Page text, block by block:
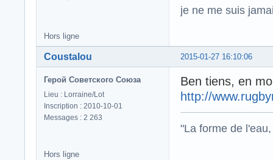
je ne me suis
Hors ligne
2015-01-27 16:10:06
Coustalou
Герой Советского Союза
Lieu : Lorraine/Lot
Inscription : 2010-10-01
Messages : 2 263
Ben tiens, en
http://
"La forme de
Hors ligne